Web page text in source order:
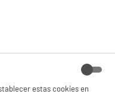
estas cookies en